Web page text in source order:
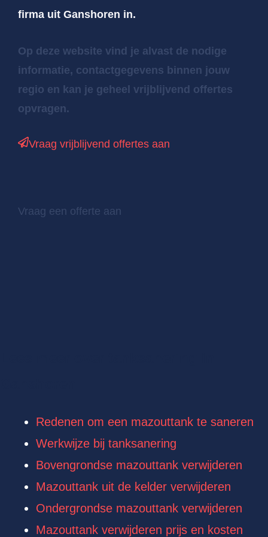
firma uit Ganshoren in.
Op deze website vind je alvast de nodige
informatie, contactgegevens binnen jouw
regio en kan je geheel vrijblijvend offertes
opvragen.
Vraag vrijblijvend offertes aan
Vraag een offerte aan
Redenen om een mazouttank te saneren
Werkwijze bij tanksanering
Bovengrondse mazouttank verwijderen
Mazouttank uit de kelder verwijderen
Ondergrondse mazouttank verwijderen
Mazouttank verwijderen prijs en kosten